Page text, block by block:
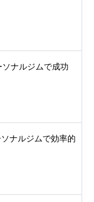
ナルジムで成功
ナルジムで効率的